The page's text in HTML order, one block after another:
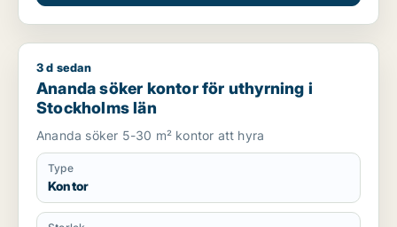
Ananda söker kontor för uthyrning i Stockholms län
3 d sedan
Ananda söker kontor för uthyrning i
Stockholms län
Ananda söker 5-30 m² kontor att hyra
Type
Kontor